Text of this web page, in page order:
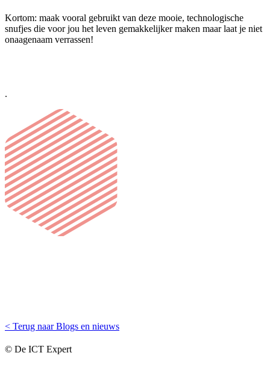
Kortom: maak vooral gebruikt van deze mooie, technologische
snufjes die voor jou het leven gemakkelijker maken maar laat je niet
onaagenaam verrassen!
.
< Terug naar Blogs en nieuws
© De ICT Expert